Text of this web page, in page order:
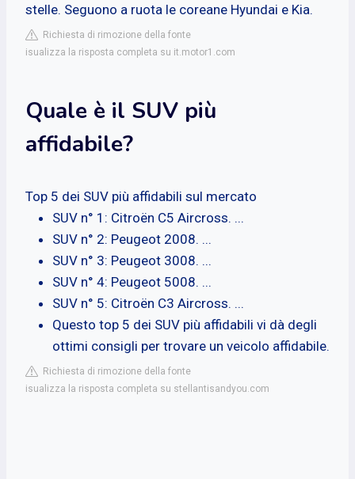
stelle. Seguono a ruota le coreane Hyundai e Kia.
Richiesta di rimozione della fonte
isualizza la risposta completa su it.motor1.com
Quale è il SUV più
affidabile?
Top 5 dei SUV più affidabili sul mercato
SUV n° 1: Citroën C5 Aircross. ...
SUV n° 2: Peugeot 2008. ...
SUV n° 3: Peugeot 3008. ...
SUV n° 4: Peugeot 5008. ...
SUV n° 5: Citroën C3 Aircross. ...
Questo top 5 dei SUV più affidabili vi dà degli
ottimi consigli per trovare un veicolo affidabile.
Richiesta di rimozione della fonte
isualizza la risposta completa su stellantisandyou.com